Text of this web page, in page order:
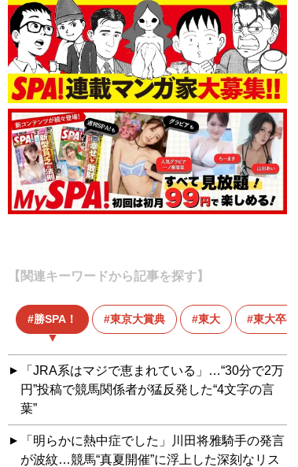
【関連キーワードから記事を探す】
勝SPA！ 東京大賞典 東大 東大卒の
「JRA系はマジで恵まれている」…“30分で2万
円”投稿で競馬関係者が猛反発した“4文字の言
葉”
「明らかに熱中症でした」川田将雅騎手の発言
が波紋…競馬“真夏開催”に浮上した深刻なリス